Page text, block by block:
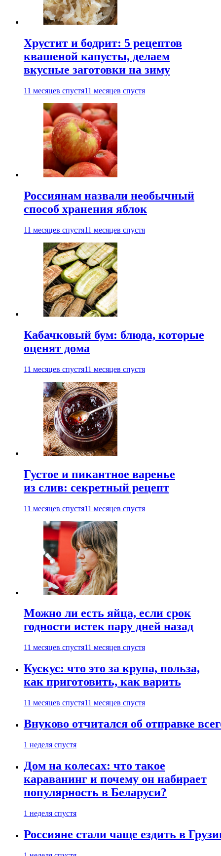
Хрустит и бодрит: 5 рецептов
квашеной капусты, делаем
вкусные заготовки на зиму
11 месяцев спустя11 месяцев спустя
Россиянам назвали необычный
способ хранения яблок
11 месяцев спустя11 месяцев спустя
Кабачковый бум: блюда, которые
оценят дома
11 месяцев спустя11 месяцев спустя
Густое и пикантное варенье
из слив: секретный рецепт
11 месяцев спустя11 месяцев спустя
Можно ли есть яйца, если срок
годности истек пару дней назад
11 месяцев спустя11 месяцев спустя
Кускус: что это за крупа, польза,
как приготовить, как варить
11 месяцев спустя11 месяцев спустя
Внуково отчитался об отправке
1 неделя спустя
Дом на колесах: что такое
караванинг и почему он набирает
популярность в Беларуси?
1 неделя спустя
Россияне стали чаще ездить в